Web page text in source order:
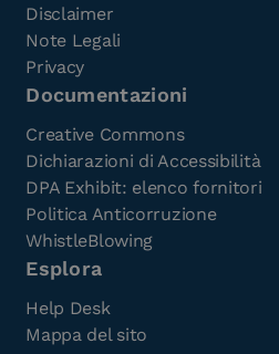
Disclaimer
Note Legali
Privacy
Documentazioni
Creative Commons
Dichiarazioni di Accessibilità
DPA Exhibit: elenco fornitori
Politica Anticorruzione
WhistleBlowing
Esplora
Help Desk
Mappa del sito